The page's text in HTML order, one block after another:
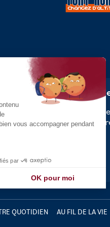
QUOTIDIEN AU FIL DE LA VIE
vous accompagner pendant
par
OK pour moi
d'adapter et de gérer